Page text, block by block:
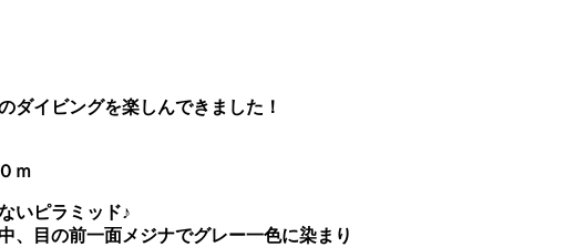
ダイビングを楽しんできました！
ｍ
いピラミッド♪
、目の前一面メジナでグレー一色に染まり